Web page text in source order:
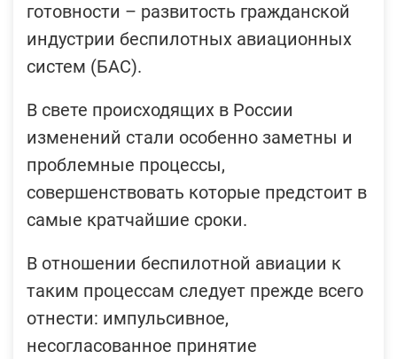
готовности – развитость гражданской
индустрии беспилотных авиационных
систем (БАС).
В свете происходящих в России
изменений стали особенно заметны и
проблемные процессы,
совершенствовать которые предстоит в
самые кратчайшие сроки.
В отношении беспилотной авиации к
таким процессам следует прежде всего
отнести: импульсивное,
несогласованное принятие